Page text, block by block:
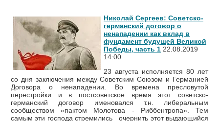
Николай Сергеев: Советско-
германский договор о
ненападении как вклад в
фундамент будущей Великой
Победы, часть 1 22.08.2019
14:00
23 августа исполняется 80 лет
со дня заключения между Советским Союзом и Германией
Договора о ненападении. Во времена пресловутой
перестройки и в постсоветское время этот советско-
германский договор именовался т.н. либеральным
сообществом «пактом Молотова - Риббентропа». Тем
самым эти господа стремились очернить этот выдающийся